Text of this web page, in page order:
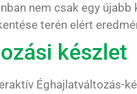
nem csak egy
terén elért
készlet
Éghajlatváltozás-